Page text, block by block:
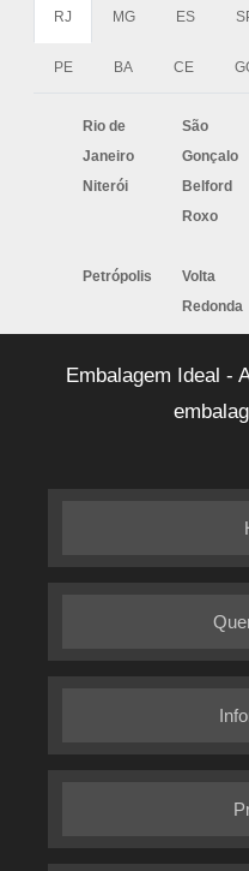
RJ MG ES
PE BA CE
Rio de
Janeiro
São
Gonçalo
Niterói
Belford
Roxo
Petrópolis
Volta
Redonda
Barra
Macaé
Embalagem Ideal -